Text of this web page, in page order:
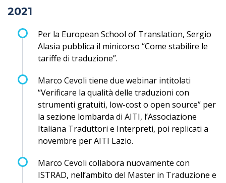
2021
Per la European School of Translation, Sergio
Alasia pubblica il minicorso “Come stabilire le
tariffe di traduzione”.
Marco Cevoli tiene due webinar intitolati
“Verificare la qualità delle traduzioni con
strumenti gratuiti, low-cost o open source” per
la sezione lombarda di AITI, l’Associazione
Italiana Traduttori e Interpreti, poi replicati a
novembre per AITI Lazio.
Marco Cevoli collabora nuovamente con
ISTRAD, nell’ambito del Master in Traduzione e